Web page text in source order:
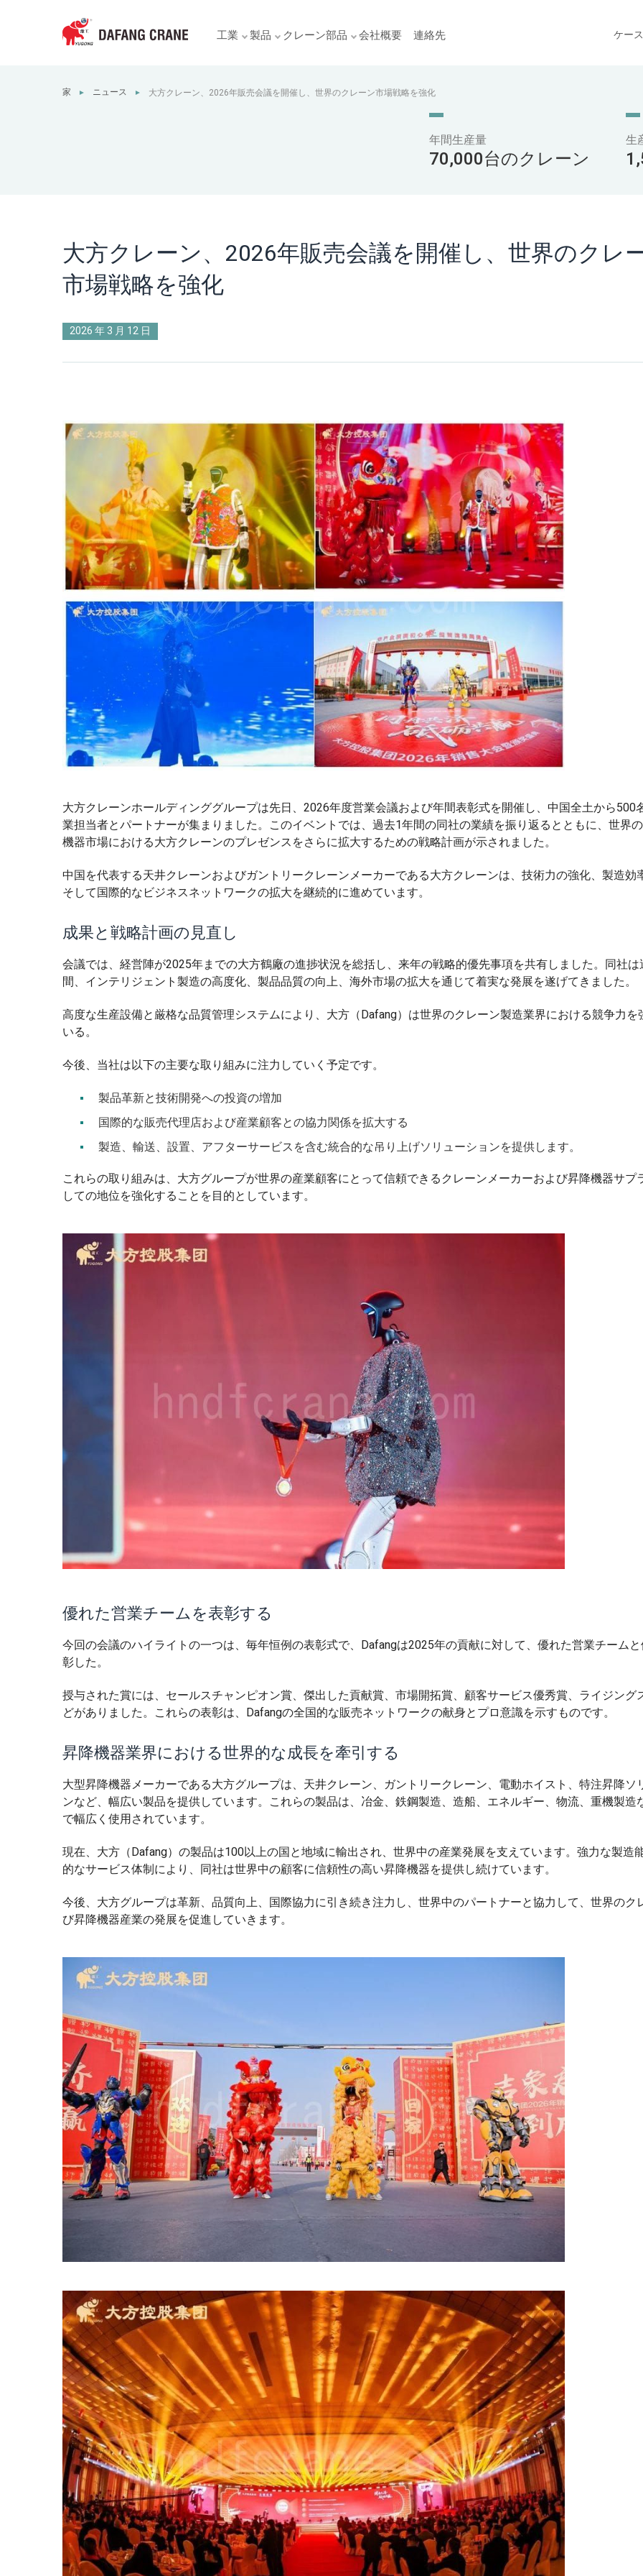
工業 製品 クレーン部品 会社概要 連絡先 ケース
家 ► ニュース ► 大方クレーン、2026年販売会議を開催し、世界のクレーン市場戦略を強化
年間生産量
70,000台のクレーン
生
大方クレーン、2026年販売会議を開催し、世界のクレ
市場戦略を強化
2026 年 3 月 12 日
大方クレーンホールディンググループは先日、2026年度営業会議および年間表彰式を開催し、中国全土から500
業担当者とパートナーが集まりました。このイベントでは、過去1年間の同社の業績を振り返るとともに、世界
機器市場における大方クレーンのプレゼンスをさらに拡大するための戦略計画が示されました。
中国を代表する天井クレーンおよびガントリークレーンメーカーである大方クレーンは、技術力の強化、製造効
そして国際的なビジネスネットワークの拡大を継続的に進めています。
成果と戦略計画の見直し
会議では、経営陣が2025年までの大方鶴廠の進捗状況を総括し、来年の戦略的優先事項を共有しました。同社
間、インテリジェント製造の高度化、製品品質の向上、海外市場の拡大を通じて着実な発展を遂げてきました。
高度な生産設備と厳格な品質管理システムにより、大方（Dafang）は世界のクレーン製造業界における競争力を
いる。
今後、当社は以下の主要な取り組みに注力していく予定です。
製品革新と技術開発への投資の増加
国際的な販売代理店および産業顧客との協力関係を拡大する
製造、輸送、設置、アフターサービスを含む統合的な吊り上げソリューションを提供します。
これらの取り組みは、大方グループが世界の産業顧客にとって信頼できるクレーンメーカーおよび昇降機器サプ
しての地位を強化することを目的としています。
優れた営業チームを表彰する
今回の会議のハイライトの一つは、毎年恒例の表彰式で、Dafangは2025年の貢献に対して、優れた営業チーム
彰した。
授与された賞には、セールスチャンピオン賞、傑出した貢献賞、市場開拓賞、顧客サービス優秀賞、ライジング
どがありました。これらの表彰は、Dafangの全国的な販売ネットワークの献身とプロ意識を示すものです。
昇降機器業界における世界的な成長を牽引する
大型昇降機器メーカーである大方グループは、天井クレーン、ガントリークレーン、電動ホイスト、特注昇降ソ
ンなど、幅広い製品を提供しています。これらの製品は、冶金、鉄鋼製造、造船、エネルギー、物流、重機製造
で幅広く使用されています。
現在、大方（Dafang）の製品は100以上の国と地域に輸出され、世界中の産業発展を支えています。強力な製造
的なサービス体制により、同社は世界中の顧客に信頼性の高い昇降機器を提供し続けています。
今後、大方グループは革新、品質向上、国際協力に引き続き注力し、世界中のパートナーと協力して、世界のク
び昇降機器産業の発展を促進していきます。